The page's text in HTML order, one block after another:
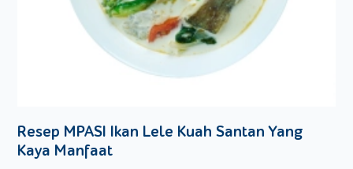
Resep MPASI Ikan Lele Kuah Santan Yang
Kaya Manfaat